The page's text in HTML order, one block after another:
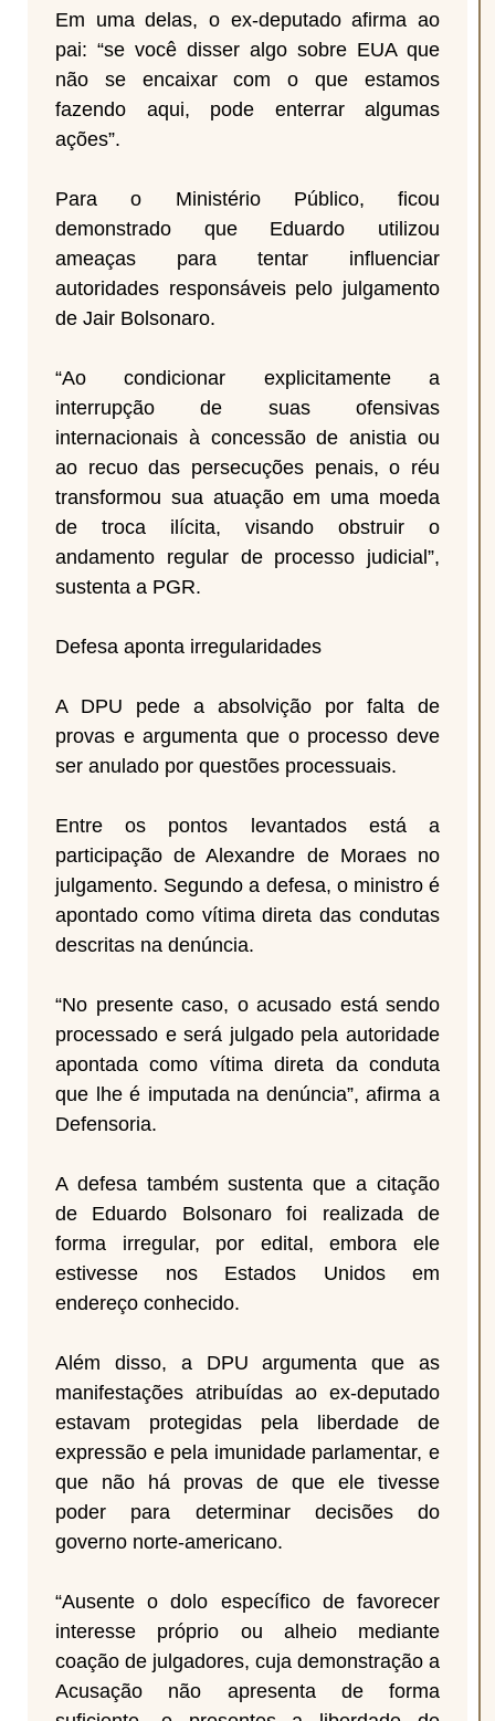
Em uma delas, o ex-deputado afirma ao
pai: “se você disser algo sobre EUA que
não se encaixar com o que estamos
fazendo aqui, pode enterrar algumas
ações”.
Para o Ministério Público, ficou
demonstrado que Eduardo utilizou
ameaças para tentar influenciar
autoridades responsáveis pelo julgamento
de Jair Bolsonaro.
“Ao condicionar explicitamente a
interrupção de suas ofensivas
internacionais à concessão de anistia ou
ao recuo das persecuções penais, o réu
transformou sua atuação em uma moeda
de troca ilícita, visando obstruir o
andamento regular de processo judicial”,
sustenta a PGR.
Defesa aponta irregularidades
A DPU pede a absolvição por falta de
provas e argumenta que o processo deve
ser anulado por questões processuais.
Entre os pontos levantados está a
participação de Alexandre de Moraes no
julgamento. Segundo a defesa, o ministro é
apontado como vítima direta das condutas
descritas na denúncia.
“No presente caso, o acusado está sendo
processado e será julgado pela autoridade
apontada como vítima direta da conduta
que lhe é imputada na denúncia”, afirma a
Defensoria.
A defesa também sustenta que a citação
de Eduardo Bolsonaro foi realizada de
forma irregular, por edital, embora ele
estivesse nos Estados Unidos em
endereço conhecido.
Além disso, a DPU argumenta que as
manifestações atribuídas ao ex-deputado
estavam protegidas pela liberdade de
expressão e pela imunidade parlamentar, e
que não há provas de que ele tivesse
poder para determinar decisões do
governo norte-americano.
“Ausente o dolo específico de favorecer
interesse próprio ou alheio mediante
coação de julgadores, cuja demonstração a
Acusação não apresenta de forma